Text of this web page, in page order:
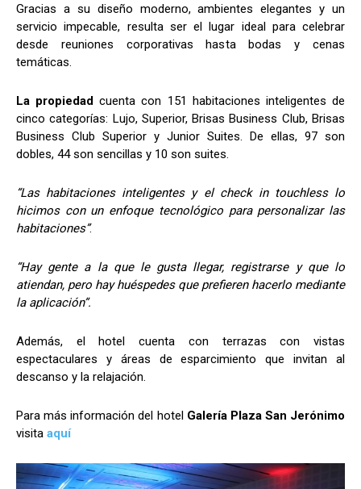
Gracias a su diseño moderno, ambientes elegantes y un
servicio impecable, resulta ser el lugar ideal para celebrar
desde reuniones corporativas hasta bodas y cenas
temáticas.
La propiedad cuenta con 151 habitaciones inteligentes de
cinco categorías: Lujo, Superior, Brisas Business Club, Brisas
Business Club Superior y Junior Suites. De ellas, 97 son
dobles, 44 son sencillas y 10 son suites.
“Las habitaciones inteligentes y el check in touchless lo
hicimos con un enfoque tecnológico para personalizar las
habitaciones”.
“Hay gente a la que le gusta llegar, registrarse y que lo
atiendan, pero hay huéspedes que prefieren hacerlo mediante
la aplicación”.
Además, el hotel cuenta con terrazas con vistas
espectaculares y áreas de esparcimiento que invitan al
descanso y la relajación.
Para más información del hotel Galería Plaza San Jerónimo
visita aquí